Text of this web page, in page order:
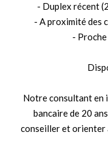
- Duplex récent
- A proximité des
-
Notre consultant en
bancaire de 20
conseiller et orienter